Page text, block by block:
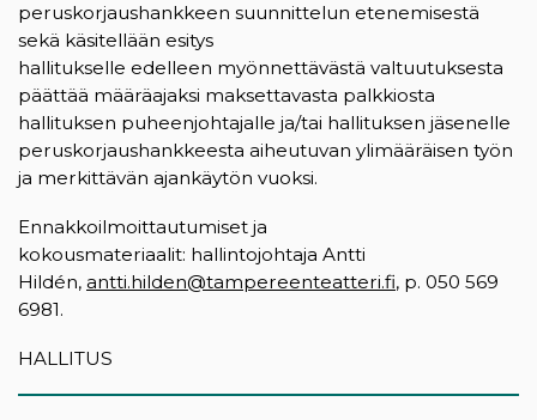
peruskorjaushankkeen suunnittelun etenemisestä
sekä käsitellään esitys
hallitukselle edelleen myönnettävästä valtuutuksesta
päättää määräajaksi maksettavasta palkkiosta
hallituksen puheenjohtajalle ja/tai hallituksen jäsenelle
peruskorjaushankkeesta aiheutuvan ylimääräisen työn
ja merkittävän ajankäytön vuoksi.
Ennakkoilmoittautumiset ja
kokousmateriaalit: hallintojohtaja Antti
Hildén, antti.hilden@tampereenteatteri.fi, p. 050 569
6981.
HALLITUS